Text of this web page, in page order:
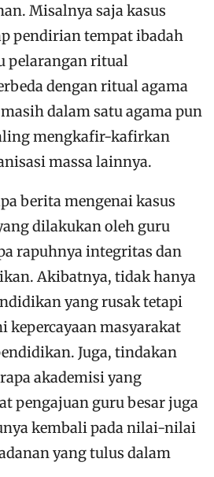
Misalnya saja kasus
pendirian tempat ibadah
pelarangan ritual
dengan ritual agama
dalam satu agama pun
mengkafir-kafirkan
massa lainnya.
berita mengenai kasus
dilakukan oleh guru
rapuhnya integritas dan
Akibatnya, tidak hanya
yang rusak tetapi
kepercayaan masyarakat
Juga, tindakan
akademisi yang
pengajuan guru besar juga
kembali pada nilai-nilai
yang tulus dalam